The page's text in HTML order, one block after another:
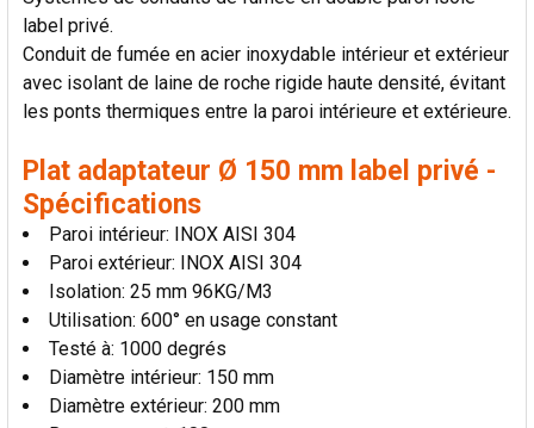
SÉLECTIONNER
AJOUTER
LA
SÉLECTION
AU PANIER
label privé.
Conduit de fumée en acier inoxydable intérieur et extérieur
avec isolant de laine de roche rigide haute densité, évitant
les ponts thermiques entre la paroi intérieure et extérieure.
Plat adaptateur Ø 150 mm label privé -
Spécifications
Paroi intérieur: INOX AISI 304
Paroi extérieur: INOX AISI 304
Isolation: 25 mm 96KG/M3
Utilisation: 600° en usage constant
Testé à: 1000 degrés
Diamètre intérieur: 150 mm
Diamètre extérieur: 200 mm